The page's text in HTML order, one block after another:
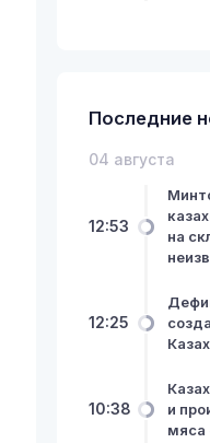
Последние
04 августа
12:53
на
12:25
10:38
и
мяса